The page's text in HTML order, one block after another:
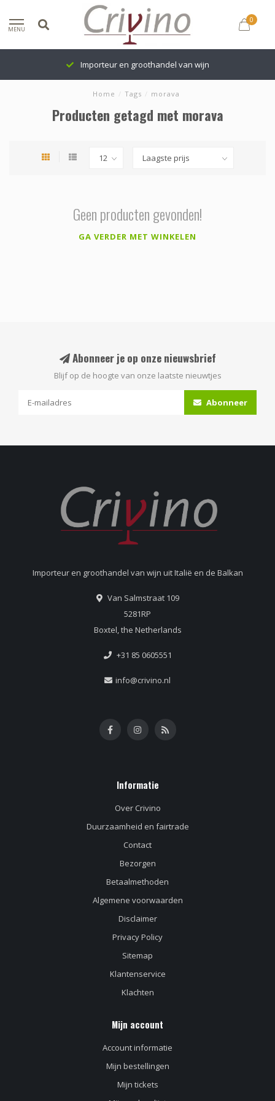
MENU
0
Importeur en groothandel van wijn
Home / Tags / morava
Producten getagd met morava
Geen producten gevonden!
GA VERDER MET WINKELEN
Abonneer je op onze nieuwsbrief
Blijf op de hoogte van onze laatste nieuwtjes
Abonneer
Importeur en groothandel van wijn uit Italië en de Balkan
Van Salmstraat 109
5281RP
Boxtel, the Netherlands
+31 85 0605551
info@crivino.nl
Informatie
Over Crivino
Duurzaamheid en fairtrade
Contact
Bezorgen
Betaalmethoden
Algemene voorwaarden
Disclaimer
Privacy Policy
Sitemap
Klantenservice
Klachten
Mijn account
Account informatie
Mijn bestellingen
Mijn tickets